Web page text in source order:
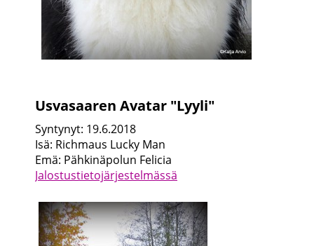
Usvasaaren Avatar "Lyyli"
Syntynyt: 19.6.2018
Isä: Richmaus Lucky Man
Emä: Pähkinäpolun Felicia
Jalostustietojärjestelmässä